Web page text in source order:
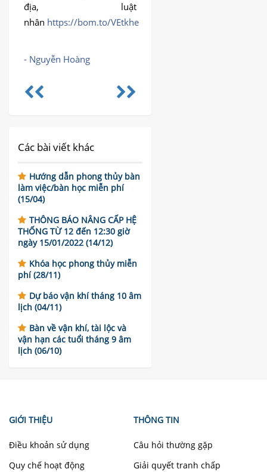
địa, luật
nhân https://bom.to/VEtkhe
- Nguyễn Hoàng
Các bài viết khác
Hướng dẫn phong thủy bàn
làm việc/bàn học miễn phí
(15/04)
THÔNG BÁO NÂNG CẤP HỆ
THỐNG TỪ 12 đến 12:30 giờ
ngày 15/01/2022 (14/12)
Khóa học phong thủy miễn
phí (28/11)
Dự báo vận khí tháng 10 âm
lịch (04/11)
Bàn về vận khí, tài lộc và
vận hạn các tuổi tháng 9 âm
lịch (06/10)
GIỚI THIỆU
Điều khoản sử dụng
Quy chế hoạt động
THÔNG TIN
Câu hỏi thường gặp
Giải quyết tranh chấp